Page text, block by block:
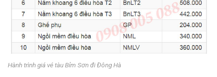
Hành trình giá vé tàu Bỉm Sơn đi Đông Hà